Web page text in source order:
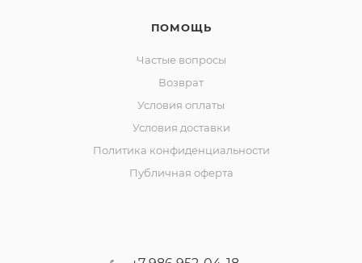
ПОМОЩЬ
Частые вопросы
Возврат
Условия оплаты
Условия доставки
Политика конфиденциальности
Публичная оферта